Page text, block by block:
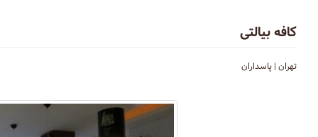
کافه بیالتی
تهران | پاسداران